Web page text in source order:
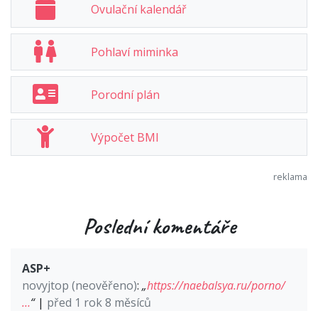
Ovulační kalendář
Pohlaví miminka
Porodní plán
Výpočet BMI
Poslední komentáře
ASP+
novyjtop (neověřeno): „https://naebalsya.ru/porno/
…“| před 1 rok 8 měsíců